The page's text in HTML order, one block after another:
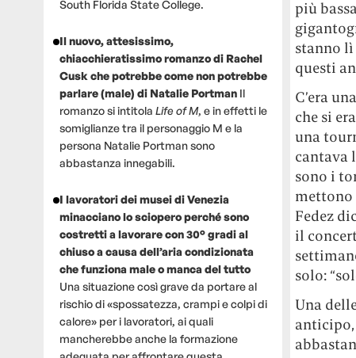
South Florida State College.
Il nuovo, attesissimo,
chiacchieratissimo romanzo di Rachel
Cusk che potrebbe come non potrebbe
parlare (male) di Natalie Portman Il
romanzo si intitola Life of M, e in effetti le
somiglianze tra il personaggio M e la
persona Natalie Portman sono
abbastanza innegabili.
I lavoratori dei musei di Venezia
minacciano lo sciopero perché sono
costretti a lavorare con 30° gradi al
chiuso a causa dell’aria condizionata
che funziona male o manca del tutto
Una situazione così grave da portare al
rischio di «spossatezza, crampi e colpi di
calore» per i lavoratori, ai quali
mancherebbe anche la formazione
più
stanno lì
questi
C’era
che si
una
cantava
sono i
mettono
Fedez
il
solo:
Una